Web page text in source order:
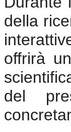
della
offrirà
del